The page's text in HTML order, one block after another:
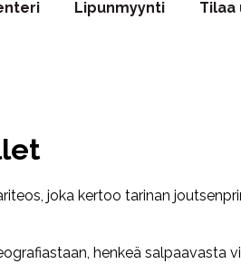
Lipunmyynti Tilaa
joka kertoo tarinan
henkeä salpaavasta